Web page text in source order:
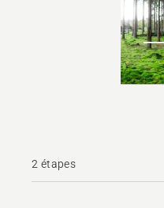
2 étapes